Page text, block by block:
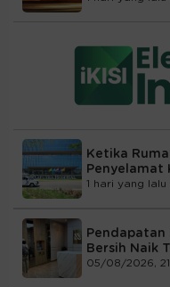
Ketika
Penyelamat
1 hari yang lalu
Pendapatan
Bersih Naik
05/08/2026,